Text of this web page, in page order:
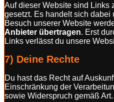
Auf dieser Website sind Links
gesetzt. Es handelt sich dabei
Besuch unserer Website
Anbieter übertragen. Erst
Links verlässt du unsere
7) Deine Rechte
Du hast das Recht auf
Einschränkung der
sowie Widerspruch gemäß